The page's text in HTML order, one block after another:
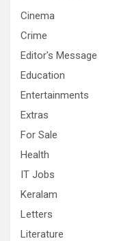
Cinema
Crime
Editor's Message
Education
Entertainments
Extras
For Sale
Health
IT Jobs
Keralam
Letters
Literature